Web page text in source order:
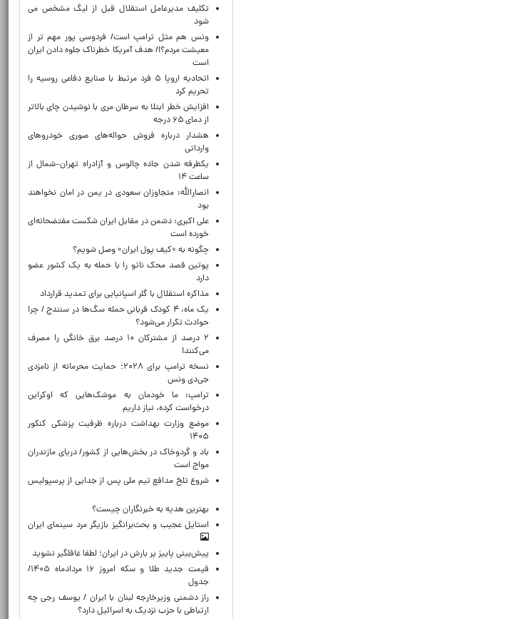
تکلیف مدیرعامل استقلال قبل از لیگ مشخص می
شود
ونس هم مثل ترامپ است/ فردوسی پور مهم تر از
معیشت مردم؟!/ هدف آمریکا خطرناک جلوه دادن ایران
است
اتحادیه اروپا ۵ فرد مرتبط با صنایع دفاعی روسیه را
تحریم کرد
افزایش خطر ابتلا به سرطان مری با نوشیدن چای بالاتر
از دمای ۶۵ درجه
هشدار درباره فروش حواله‌های صوری خودروهای
وارداتی
یکطرفه شدن جاده چالوس و آزادراه تهران–شمال از
ساعت ۱۴
انصارالله: متجاوزان سعودی در یمن در امان نخواهند
بود
علی اکبری: دشمن در مقابل ایران شکست مفتضحانه‌ای
خورده است
چگونه به «کیف پول ایران» وصل شویم؟
پوتین قصد محک ناتو را با حمله به یک کشور عضو
دارد
مذاکره استقلال با گلر اسپانیایی برای تمدید قرارداد
یک ماه، ۴ کودک قربانی حمله سگ‌ها در سنندج / چرا
حوادث تکرار می‌شود؟
۲ درصد از مشترکان ۱۰ درصد برق خانگی را مصرف
می‌کنند!
نسخه ترامپ برای ۲۰۲۸؛ حمایت محرمانه از نامزدی
جی‌دی ونس
ترامپ: ما خودمان به موشک‌هایی که اوکراین
درخواست کرده، نیاز داریم
موضع وزارت بهداشت درباره ظرفیت پزشکی کنکور
۱۴۰۵
باد و گردوخاک در بخش‌هایی از کشور/ دریای مازندران
مواج است
شروع تلخ مدافع تیم ملی پس از جدایی از پرسپولیس
بهترین هدیه به خبرنگاران چیست؟
استایل عجیب و بحث‌برانگیز بازیگر مرد سینمای ایران
پیش‌بینی پاییز پر بارش در ایران؛ لطفا غافلگیر نشوید
قیمت جدید طلا و سکه امروز ۱۶ مردادماه ۱۴۰۵/
جدول
راز دشمنی وزیرخارجه لبنان با ایران / یوسف رجی چه
ارتباطی با حزب نزدیک به اسرائیل دارد؟